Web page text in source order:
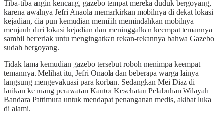
Tiba-tiba angin kencang, gazebo tempat mereka duduk bergoyang,
karena awalnya Jefri Anaola memarkirkan mobilnya di dekat lokasi
kejadian, dia pun kemudian memilih memindahkan mobilnya
menjauh dari lokasi kejadian dan meninggalkan keempat temannya
sambil berteriak untu mengingatkan rekan-rekannya bahwa Gazebo
sudah bergoyang.
Tidak lama kemudian gazebo tersebut roboh menimpa keempat
temannya. Melihat itu, Jefri Onaola dan beberapa warga lainya
langsung mengevakuasi para korban. Sedangkan Mei Diaz di
larikan ke ruang perawatan Kantor Kesehatan Pelabuhan Wilayah
Bandara Pattimura untuk mendapat penanganan medis, akibat luka
di alami.